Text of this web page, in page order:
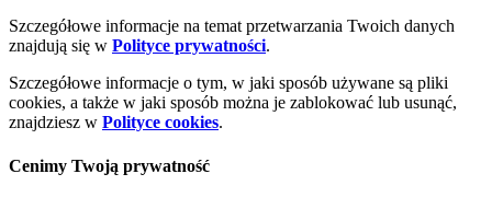
Szczegółowe informacje na temat przetwarzania Twoich danych
znajdują się w Polityce prywatności.
Szczegółowe informacje o tym, w jaki sposób używane są pliki
cookies, a także w jaki sposób można je zablokować lub usunąć,
znajdziesz w Polityce cookies.
Cenimy Twoją prywatność